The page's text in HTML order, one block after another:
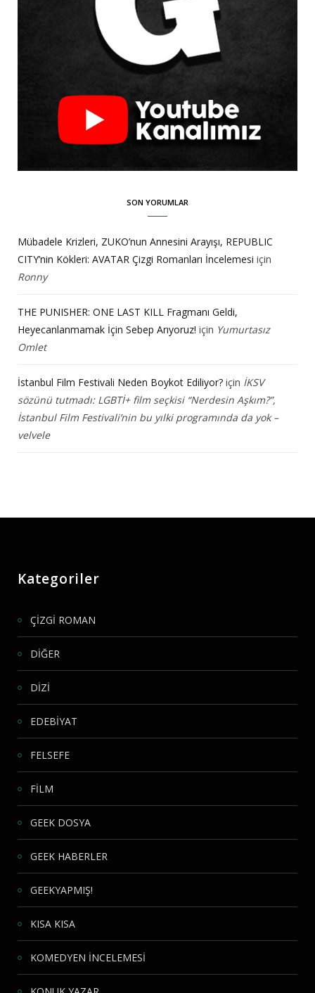
SON YORUMLAR
Mübadele Krizleri, ZUKO’nun Annesini Arayışı, REPUBLIC
CITY’nin Kökleri: AVATAR Çizgi Romanları İncelemesi için
Ronny
THE PUNISHER: ONE LAST KILL Fragmanı Geldi,
Heyecanlanmamak İçin Sebep Arıyoruz! için Yumurtasız
Omlet
İstanbul Film Festivali Neden Boykot Ediliyor? için İKSV
sözünü tutmadı: LGBTİ+ film seçkisi “Nerdesin Aşkım?”,
İstanbul Film Festivali’nin bu yılki programında da yok –
velvele
Kategoriler
ÇİZGİ ROMAN
DİĞER
DİZİ
EDEBİYAT
FELSEFE
FİLM
GEEK DOSYA
GEEK HABERLER
GEEKYAPMIŞ!
KISA KISA
KOMEDYEN İNCELEMESİ